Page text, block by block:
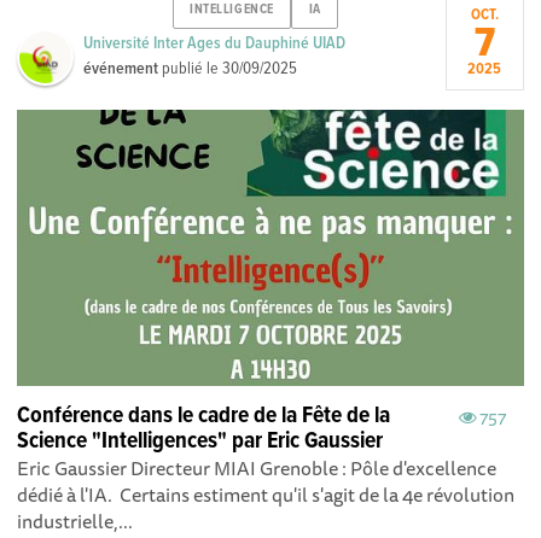
INTELLIGENCE IA
Université Inter Ages du Dauphiné UIAD
événement publié le30/09/2025
OCT.
7
2025
757
Conférence dans le cadre de la Fête de la
Science "Intelligences" par Eric Gaussier
Eric Gaussier Directeur MIAI Grenoble : Pôle d'excellence
dédié à l'IA. Certains estiment qu'il s'agit de la 4e révolution
industrielle,...